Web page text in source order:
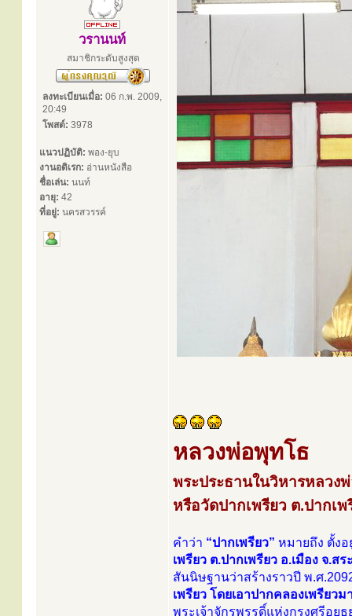
วรานนท์
สมาชิกระดับสูงสุด
ลงทะเบียนเมื่อ: 06 ก.พ. 2009,
20:49
โพสต์: 3978
แนวปฏิบัติ: พอง-ยุบ
งานอดิเรก: อ่านหนังสือ
ชื่อเล่น: นนท์
อายุ: 42
ที่อยู่: นครสวรรค์
หลวงพ่อพุทโธ
พระประธานในวิหารหลวง
หรือวัดปากเพรียว ต.ปากเพ
คำว่า “ปากเพรียว” หมายถึง ตั้ง
เพรียว ต.ปากเพรียว อ.เมือง จ.สร
สันนิษฐานว่าสร้างราวปี พ.ศ
เพรียว โดยเอาปากคลองเพรียว
พระเจ้าจักรพรรดิ์แห่งกรุงศรีอยุ